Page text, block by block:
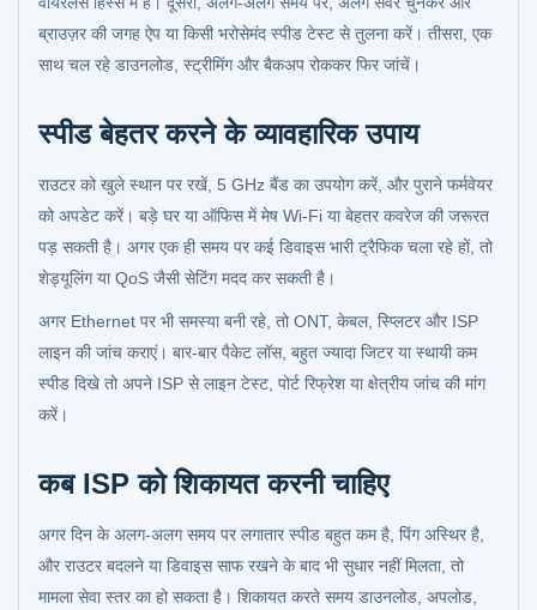
ब्राउज़र की जगह ऐप या किसी भरोसेमंद स्पीड टेस्ट से तुलना करें। तीसरा, एक
साथ चल रहे डाउनलोड, स्ट्रीमिंग और बैकअप रोककर फिर जांचें।
स्पीड बेहतर करने के व्यावहारिक उपाय
राउटर को खुले स्थान पर रखें, 5 GHz बैंड का उपयोग करें, और पुराने फर्मवेयर
को अपडेट करें। बड़े घर या ऑफिस में मेष Wi-Fi या बेहतर कवरेज की जरूरत
पड़ सकती है। अगर एक ही समय पर कई डिवाइस भारी ट्रैफिक चला रहे हों, तो
शेड्यूलिंग या QoS जैसी सेटिंग मदद कर सकती है।
अगर Ethernet पर भी समस्या बनी रहे, तो ONT, केबल, स्प्लिटर और ISP
लाइन की जांच कराएं। बार-बार पैकेट लॉस, बहुत ज्यादा जिटर या स्थायी कम
स्पीड दिखे तो अपने ISP से लाइन टेस्ट, पोर्ट रिफ्रेश या क्षेत्रीय जांच की मांग
करें।
कब ISP को शिकायत करनी चाहिए
अगर दिन के अलग-अलग समय पर लगातार स्पीड बहुत कम है, पिंग अस्थिर है,
और राउटर बदलने या डिवाइस साफ रखने के बाद भी सुधार नहीं मिलता, तो
मामला सेवा स्तर का हो सकता है। शिकायत करते समय डाउनलोड, अपलोड,